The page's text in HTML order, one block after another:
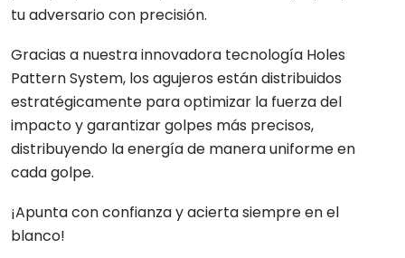
tu adversario con precisión.
Gracias a nuestra innovadora tecnología Holes
Pattern System, los agujeros están distribuidos
estratégicamente para optimizar la fuerza del
impacto y garantizar golpes más precisos,
distribuyendo la energía de manera uniforme en
cada golpe.
¡Apunta con confianza y acierta siempre en el
blanco!